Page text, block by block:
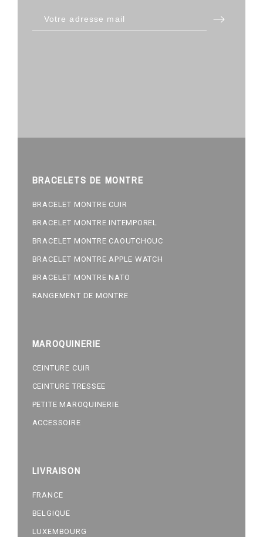
BRACELETS DE MONTRE
BRACELET MONTRE CUIR
BRACELET MONTRE INTEMPOREL
BRACELET MONTRE CAOUTCHOUC
BRACELET MONTRE APPLE WATCH
BRACELET MONTRE NATO
RANGEMENT DE MONTRE
MAROQUINERIE
CEINTURE CUIR
CEINTURE TRESSEE
PETITE MAROQUINERIE
ACCESSOIRE
LIVRAISON
FRANCE
BELGIQUE
LUXEMBOURG